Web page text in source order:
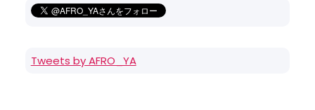
Tweets by AFRO_YA